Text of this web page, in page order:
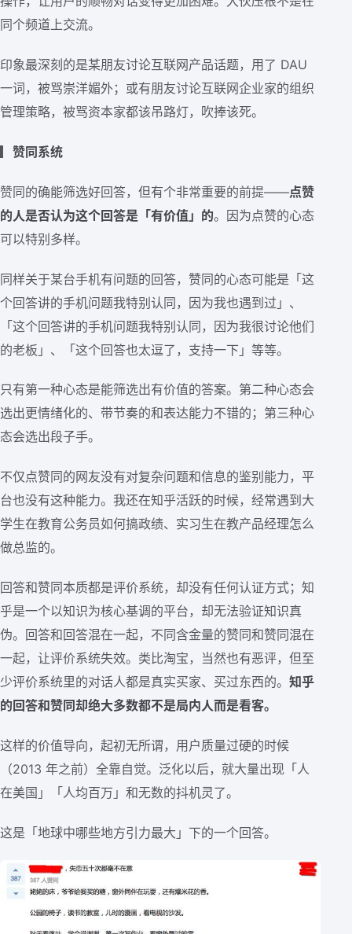
同个频道上交流。
印象最深刻的是某朋友讨论互联网产品话题，用了 DAU
一词，被骂崇洋媚外；或有朋友讨论互联网企业家的组织
管理策略，被骂资本家都该吊路灯，吹捧该死。
赞同系统
赞同的确能筛选好回答，但有个非常重要的前提——点赞
的人是否认为这个回答是「有价值」的。因为点赞的心态
可以特别多样。
同样关于某台手机有问题的回答，赞同的心态可能是「这
个回答讲的手机问题我特别认同，因为我也遇到过」、
「这个回答讲的手机问题我特别认同，因为我很讨论他们
的老板」、「这个回答也太逗了，支持一下」等等。
只有第一种心态是能筛选出有价值的答案。第二种心态会
选出更情绪化的、带节奏的和表达能力不错的；第三种心
态会选出段子手。
不仅点赞同的网友没有对复杂问题和信息的鉴别能力，平
台也没有这种能力。我还在知乎活跃的时候，经常遇到大
学生在教育公务员如何搞政绩、实习生在教产品经理怎么
做总监的。
回答和赞同本质都是评价系统，却没有任何认证方式；知
乎是一个以知识为核心基调的平台，却无法验证知识真
伪。回答和回答混在一起，不同含金量的赞同和赞同混在
一起，让评价系统失效。类比淘宝，当然也有恶评，但至
少评价系统里的对话人都是真实买家、买过东西的。 知乎
的回答和赞同却绝大多数都不是局内人而是看客。
这样的价值导向，起初无所谓，用户质量过硬的时候
（2013 年之前）全靠自觉。泛化以后，就大量出现「人
在美国」「人均百万」和无数的抖机灵了。
这是「地球中哪些地方引力最大」下的一个回答。